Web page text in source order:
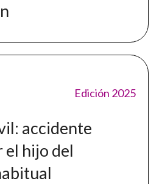
Edición 2025
accidente
el hijo del